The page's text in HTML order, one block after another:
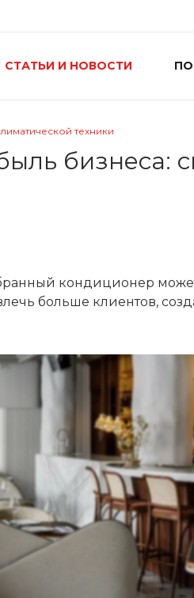
СТАТЬИ И НОВОСТИ
техники
бизнеса:
кондиционер
больше клиентов,